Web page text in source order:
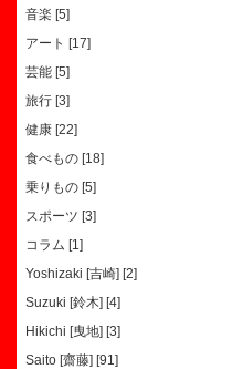
音楽 [5]
アート [17]
芸能 [5]
旅行 [3]
健康 [22]
食べもの [18]
乗りもの [5]
スポーツ [3]
コラム [1]
Yoshizaki [吉崎] [2]
Suzuki [鈴木] [4]
Hikichi [曳地] [3]
Saito [齋藤] [91]